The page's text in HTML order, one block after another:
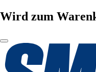
Wird zum